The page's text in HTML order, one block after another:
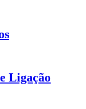
Ligação